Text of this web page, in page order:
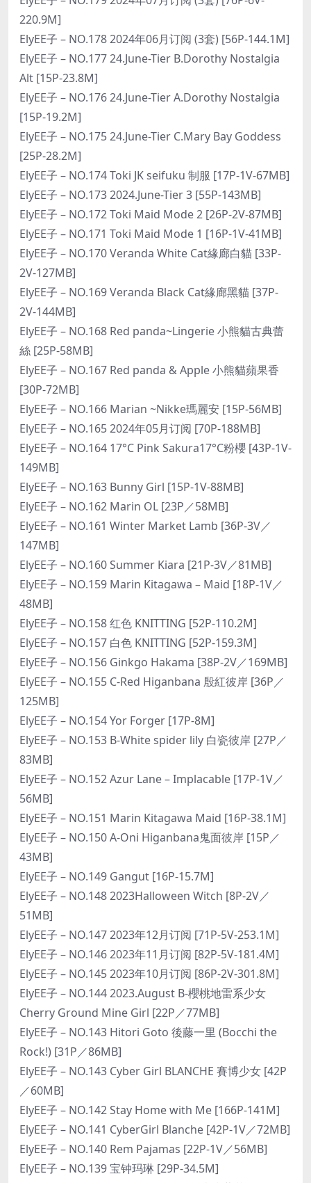
220.9M]
ElyEE子 – NO.178 2024年06月订阅 (3套) [56P-144.1M]
ElyEE子 – NO.177 24.June-Tier B.Dorothy Nostalgia
Alt [15P-23.8M]
ElyEE子 – NO.176 24.June-Tier A.Dorothy Nostalgia
[15P-19.2M]
ElyEE子 – NO.175 24.June-Tier C.Mary Bay Goddess
[25P-28.2M]
ElyEE子 – NO.174 Toki JK seifuku 制服 [17P-1V-67MB]
ElyEE子 – NO.173 2024.June-Tier 3 [55P-143MB]
ElyEE子 – NO.172 Toki Maid Mode 2 [26P-2V-87MB]
ElyEE子 – NO.171 Toki Maid Mode 1 [16P-1V-41MB]
ElyEE子 – NO.170 Veranda White Cat緣廊白貓 [33P-
2V-127MB]
ElyEE子 – NO.169 Veranda Black Cat緣廊黑貓 [37P-
2V-144MB]
ElyEE子 – NO.168 Red panda~Lingerie 小熊貓古典蕾
絲 [25P-58MB]
ElyEE子 – NO.167 Red panda & Apple 小熊貓蘋果香
[30P-72MB]
ElyEE子 – NO.166 Marian ~Nikke瑪麗安 [15P-56MB]
ElyEE子 – NO.165 2024年05月订阅 [70P-188MB]
ElyEE子 – NO.164 17°C Pink Sakura17°C粉櫻 [43P-1V-
149MB]
ElyEE子 – NO.163 Bunny Girl [15P-1V-88MB]
ElyEE子 – NO.162 Marin OL [23P／58MB]
ElyEE子 – NO.161 Winter Market Lamb [36P-3V／
147MB]
ElyEE子 – NO.160 Summer Kiara [21P-3V／81MB]
ElyEE子 – NO.159 Marin Kitagawa – Maid [18P-1V／
48MB]
ElyEE子 – NO.158 红色 KNITTING [52P-110.2M]
ElyEE子 – NO.157 白色 KNITTING [52P-159.3M]
ElyEE子 – NO.156 Ginkgo Hakama [38P-2V／169MB]
ElyEE子 – NO.155 C-Red Higanbana 殷紅彼岸 [36P／
125MB]
ElyEE子 – NO.154 Yor Forger [17P-8M]
ElyEE子 – NO.153 B-White spider lily 白瓷彼岸 [27P／
83MB]
ElyEE子 – NO.152 Azur Lane – Implacable [17P-1V／
56MB]
ElyEE子 – NO.151 Marin Kitagawa Maid [16P-38.1M]
ElyEE子 – NO.150 A-Oni Higanbana鬼面彼岸 [15P／
43MB]
ElyEE子 – NO.149 Gangut [16P-15.7M]
ElyEE子 – NO.148 2023Halloween Witch [8P-2V／
51MB]
ElyEE子 – NO.147 2023年12月订阅 [71P-5V-253.1M]
ElyEE子 – NO.146 2023年11月订阅 [82P-5V-181.4M]
ElyEE子 – NO.145 2023年10月订阅 [86P-2V-301.8M]
ElyEE子 – NO.144 2023.August B-櫻桃地雷系少女
Cherry Ground Mine Girl [22P／77MB]
ElyEE子 – NO.143 Hitori Goto 後藤一里 (Bocchi the
Rock!) [31P／86MB]
ElyEE子 – NO.143 Cyber Girl BLANCHE 賽博少女 [42P
／60MB]
ElyEE子 – NO.142 Stay Home with Me [166P-141M]
ElyEE子 – NO.141 CyberGirl Blanche [42P-1V／72MB]
ElyEE子 – NO.140 Rem Pajamas [22P-1V／56MB]
ElyEE子 – NO.139 宝钟玛琳 [29P-34.5M]